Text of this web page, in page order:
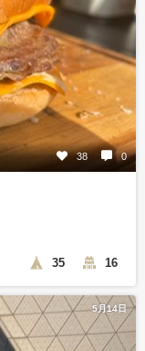
38 0
35 16
5月14日